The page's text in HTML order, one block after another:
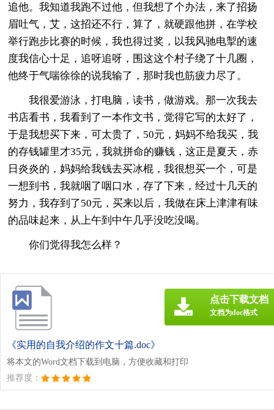
追他。我知道我跑不过他，但我想了个办法，来了招扬
眉吐气，艾，这招还不行，算了，就硬跟他拼，在学校
举行跑步比赛的时候，我也得过奖，以我风驰电掣的速
度我信心十足，追呀追呀，围这这个村子绕了十几圈，
他终于气喘徐徐的说我输了，那时我也筋疲力尽了。
我很爱游泳，打电脑，读书，做游戏。那一次我去
书店看书，我看到了一本作文书，觉得它写的太好了，
于是我想买下来，可太贵了，50元，妈妈不给我买，我
的存钱罐里才35元，我就拼命的赚钱，这正是夏天，赤
日炎炎的，妈妈给我钱去买冰棍，我很想买一个，可是
一想到书，我就咽了咽口水，存了下来，经过十几天的
努力，我存到了50元，买来以后，我做在床上津津有味
的品味起来，从上午到中午几乎没吃没喝。
你们觉得我怎么样？
《实用的自我介绍的作文十篇.doc》
将本文的Word文档下载到电脑，方便收藏和打印
推荐度：
点击下载文档
文档为doc格式